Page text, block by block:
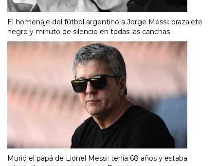
El homenaje del fútbol argentino a Jorge Messi: brazalete
negro y minuto de silencio en todas las canchas
Murió el papá de Lionel Messi: tenía 68 años y estaba